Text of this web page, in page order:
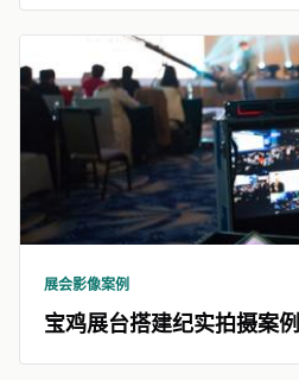
展会影像案例
宝鸡展台搭建纪实拍摄案例